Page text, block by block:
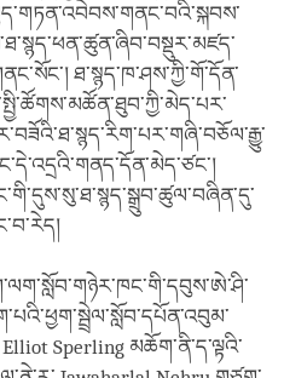
ཐ་སྙད་ཁ་ཤས་ཀྱི་གོ་དོན་
Sperling མཆོག་ནི་ད་ལྟའི་